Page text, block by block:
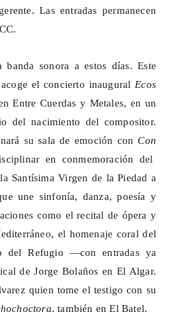
Las entradas permanecen
sonora a estos días. Este
el concierto inaugural Ecos
Entre Cuerdas y Metales, en un
del nacimiento del compositor.
su sala de emoción conCon
en conmemoración del
Santísima Virgen de la Piedad a
une sinfonía, danza, poesía y
como el recital de ópera y
el homenaje coral del
del Refugio —con entradas ya
de Jorge Bolaños en El Algar.
quien tome el testigo con su
, también en El Batel.